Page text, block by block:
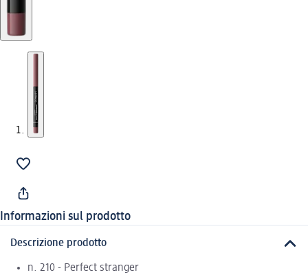
Informazioni sul prodotto
Descrizione prodotto
n. 210 - Perfect stranger